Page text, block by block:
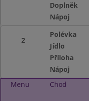
Doplněk
Nápoj
2
Polévka
Jídlo
Příloha
Nápoj
Menu
Chod